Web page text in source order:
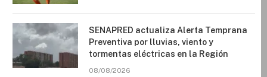
SENAPRED actualiza Alerta Temprana
Preventiva por lluvias, viento y
tormentas eléctricas en la Región
08/08/2026